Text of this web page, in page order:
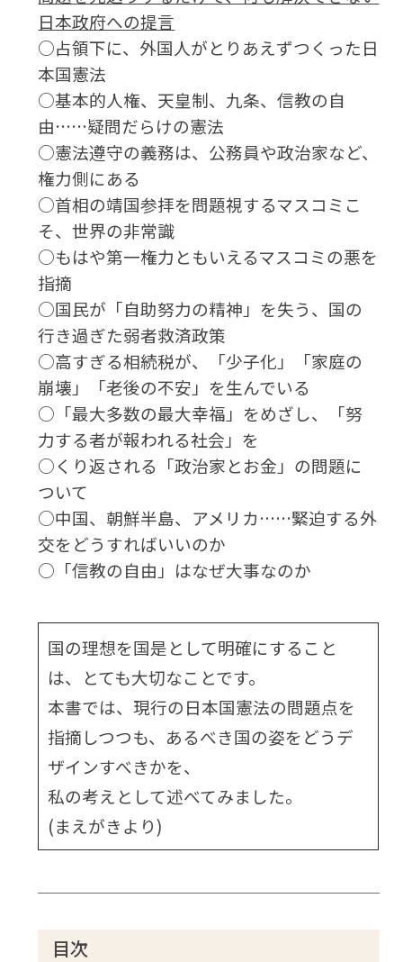
日本政府への提言
○占領下に、外国人がとりあえずつくった日
本国憲法
○基本的人権、天皇制、九条、信教の自
由……疑問だらけの憲法
○憲法遵守の義務は、公務員や政治家など、
権力側にある
○首相の靖国参拝を問題視するマスコミこ
そ、世界の非常識
○もはや第一権力ともいえるマスコミの悪を
指摘
○国民が「自助努力の精神」を失う、国の
行き過ぎた弱者救済政策
○高すぎる相続税が、「少子化」「家庭の
崩壊」「老後の不安」を生んでいる
○「最大多数の最大幸福」をめざし、「努
力する者が報われる社会」を
○くり返される「政治家とお金」の問題に
ついて
○中国、朝鮮半島、アメリカ……緊迫する外
交をどうすればいいのか
○「信教の自由」はなぜ大事なのか
国の理想を国是として明確にすること
は、とても大切なことです。
本書では、現行の日本国憲法の問題点を
指摘しつつも、あるべき国の姿をどうデ
ザインすべきかを、
私の考えとして述べてみました。
(まえがきより)
目次